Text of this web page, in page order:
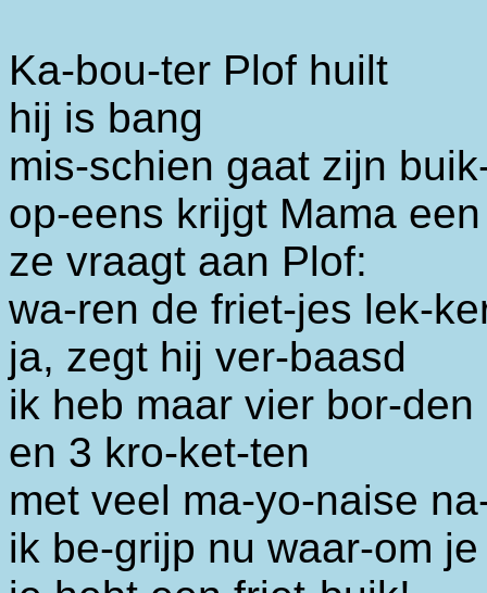
Ka-bou-ter Plof huilt
hij is bang
mis-schien gaat zijn
op-eens krijgt Mama
ze vraagt aan Plof:
wa-ren de friet-jes lek-
ja, zegt hij ver-baasd
ik heb maar vier bor-
en 3 kro-ket-ten
met veel ma-yo-naise
ik be-grijp nu waar-om